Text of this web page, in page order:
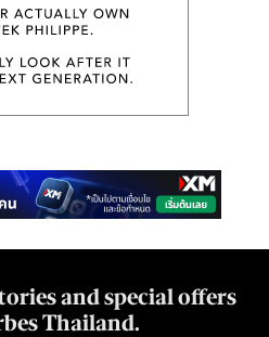
and special offers
Thailand.